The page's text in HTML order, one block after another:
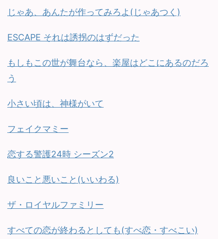
じゃあ、あんたが作ってみろよ(じゃあつく)
ESCAPE それは誘拐のはずだった
もしもこの世が舞台なら、楽屋はどこにあるのだろ
う
小さい頃は、神様がいて
フェイクマミー
恋する警護24時 シーズン2
良いこと悪いこと(いいわる)
ザ・ロイヤルファミリー
すべての恋が終わるとしても(すべ恋・すべこい)